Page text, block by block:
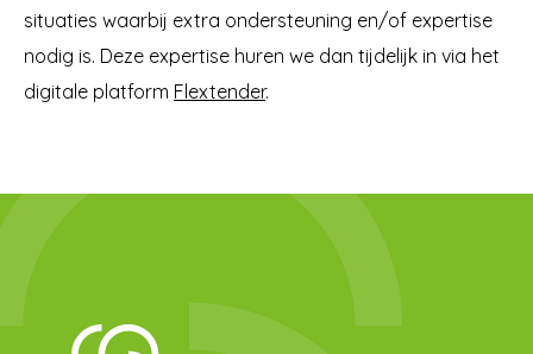
situaties waarbij extra ondersteuning en/of expertise
nodig is. Deze expertise huren we dan tijdelijk in via het
digitale platform Flextender.